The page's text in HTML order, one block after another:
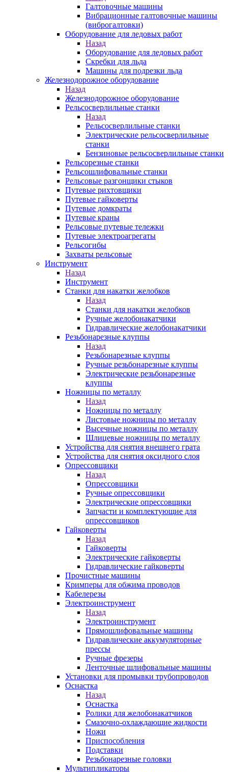
Галтовочные машины
Вибрационные галтовочные машины
(виброгалтовки)
Оборудование для ледовых работ
Назад
Оборудование для ледовых работ
Скребки для льда
Машины для подрезки льда
Железнодорожное оборудование
Назад
Железнодорожное оборудование
Рельсосверлильные станки
Назад
Рельсосверлильные станки
Электрические рельсосверлильные
станки
Бензиновые рельсосверлильные станки
Рельсорезные станки
Рельсошлифовальные станки
Рельсовые разгонщики стыков
Путевые рихтовщики
Путевые гайковерты
Путевые домкраты
Путевые краны
Рельсовые путевые тележки
Путевые электроагрегаты
Рельсогибы
Захваты рельсовые
Инструмент
Назад
Инструмент
Станки для накатки желобков
Назад
Станки для накатки желобков
Ручные желобонакатчики
Гидравлические желобонакатчики
Резьбонарезные клуппы
Назад
Резьбонарезные клуппы
Ручные резьбонарезные клуппы
Электрические резьбонарезные
клуппы
Ножницы по металлу
Назад
Ножницы по металлу
Листовые ножницы по металлу
Высечные ножницы по металлу
Шлицевые ножницы по металлу
Устройства для снятия внешнего грата
Устройства для снятия оксидного слоя
Опрессовщики
Назад
Опрессовщики
Ручные опрессовщики
Электрические опрессовщики
Запчасти и комплектующие для
опрессовщиков
Гайковерты
Назад
Гайковерты
Электрические гайковерты
Гидравлические гайковерты
Прочистные машины
Кримперы для обжима проводов
Кабелерезы
Электроинструмент
Назад
Электроинструмент
Прямошлифовальные машины
Гидравлические аккумуляторные
прессы
Ручные фрезеры
Ленточные шлифовальные машины
Установки для промывки трубопроводов
Оснастка
Назад
Оснастка
Ролики для желобонакатчиков
Смазочно-охлаждающие жидкости
Ножи
Приспособления
Подставки
Резьбонарезные головки
Мультипликаторы